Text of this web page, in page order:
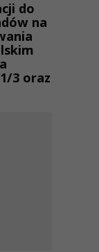
do
na
3 oraz